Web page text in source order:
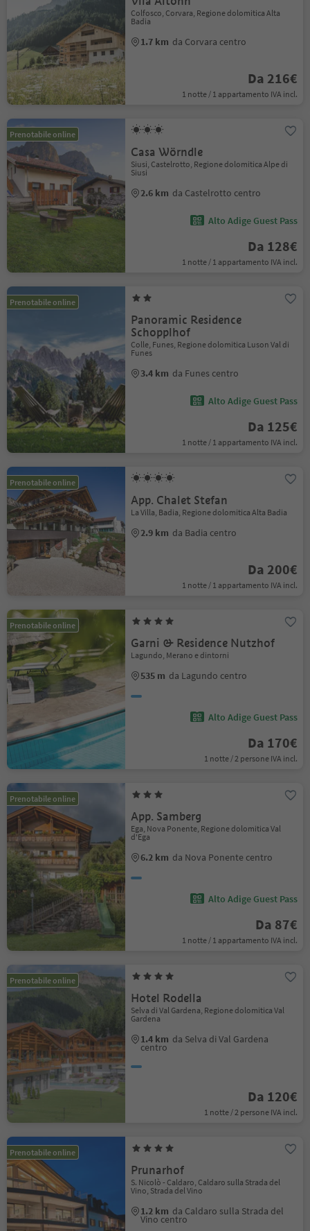
Colfosco, Corvara, Regione dolomitica Alta
Badia
1.7 km da Corvara centro
Da 216€
1 notte / 1 appartamento IVA incl.
Prenotabile online
Casa Wörndle
Siusi, Castelrotto, Regione dolomitica Alpe di
Siusi
2.6 km da Castelrotto centro
Alto Adige Guest Pass
Da 128€
1 notte / 1 appartamento IVA incl.
Prenotabile online
Panoramic Residence
Schopplhof
Colle, Funes, Regione dolomitica Luson Val di
Funes
3.4 km da Funes centro
Alto Adige Guest Pass
Da 125€
1 notte / 1 appartamento IVA incl.
Prenotabile online
App. Chalet Stefan
La Villa, Badia, Regione dolomitica Alta Badia
2.9 km da Badia centro
Da 200€
1 notte / 1 appartamento IVA incl.
Prenotabile online
Garni & Residence Nutzhof
Lagundo, Merano e dintorni
535 m da Lagundo centro
Alto Adige Guest Pass
Da 170€
1 notte / 2 persone IVA incl.
Prenotabile online
App. Samberg
Ega, Nova Ponente, Regione dolomitica Val
d'Ega
6.2 km da Nova Ponente centro
Alto Adige Guest Pass
Da 87€
1 notte / 1 appartamento IVA incl.
Prenotabile online
Hotel Rodella
Selva di Val Gardena, Regione dolomitica Val
Gardena
1.4 km da Selva di Val Gardena
centro
Da 120€
1 notte / 2 persone IVA incl.
Prenotabile online
Prunarhof
S. Nicolò - Caldaro, Caldaro sulla Strada del
Vino, Strada del Vino
1.2 km da Caldaro sulla Strada del
Vino centro